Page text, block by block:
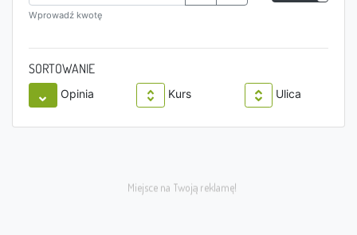
Wprowadź kwotę
SORTOWANIE
Opinia Kurs Ulica